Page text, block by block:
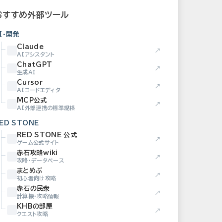
すすめ外部ツール
開発
Claude
AIアシスタント
↗
ChatGPT
生成AI
↗
Cursor
AIコードエディタ
↗
MCP公式
AI外部連携の標準規格
↗
STONE
RED STONE 公式
ゲーム公式サイト
↗
赤石攻略wiki
攻略・データベース
↗
まとめぶ
初心者向け攻略
↗
赤石の民衆
計算機・攻略情報
↗
KHBの部屋
クエスト攻略
↗